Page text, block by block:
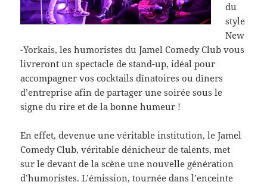
du
style
New
-Yorkais, les humoristes du Jamel Comedy Club vous
livreront unspectacle de stand-up, idéal pour
accompagner vos cocktails dînatoires ou dîners
d’entreprise afin de partager une soirée sous le
signe du rire et de la bonne humeur !
En effet, devenue une véritable institution, le Jamel
Comedy Club, véritable dénicheur de talents, met
sur le devant de la scène une nouvelle génération
d’humoristes. L’émission, tournée dans l’enceinte